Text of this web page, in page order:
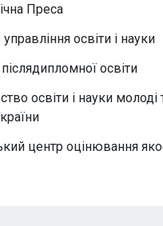
Преса
освіти і науки
післядипломної освіти
освіти і науки молоді
центр оцінювання